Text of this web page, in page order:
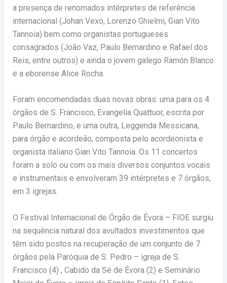
a presença de renomados intérpretes de referência
internacional (Johan Vexo, Lorenzo Ghielmi, Gian Vito
Tannoia) bem como organistas portugueses
consagrados (João Vaz, Paulo Bernardino e Rafael dos
Reis, entre outros) e ainda o jovem galego Ramón Blanco
e a eborense Alice Rocha.
Foram encomendadas duas novas obras: uma para os 4
órgãos de S. Francisco, Evangelia Quattuor, escrita por
Paulo Bernardino, e uma outra, Leggenda Messicana,
para órgão e acordeão, composta pelo acordeonista e
organista italiano Gian Vito Tannoia. Os 11 concertos
foram a solo ou com os mais diversos conjuntos vocais
e instrumentais e envolveram 39 intérpretes e 7 órgãos,
em 3 igrejas.
O Festival Internacional de Órgão de Évora – FIOE surgiu
na sequência natural dos avultados investimentos que
têm sido postos na recuperação de um conjunto de 7
órgãos pela Paróquia de S. Pedro – igreja de S.
Francisco (4) , Cabido da Sé de Évora (2) e Seminário